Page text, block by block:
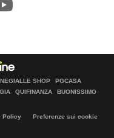
SHOP
PGCASA
QUIFINANZA
BUONISSIMO
Policy
Preferenze sui cookie